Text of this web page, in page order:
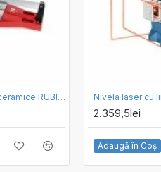
Masina de taiat placi ceramice RUBI TP-75 Nivela laser cu
2.359,5lei
Adaugă în Coş